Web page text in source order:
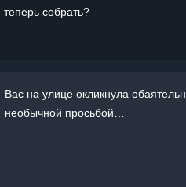
теперь собрать?
Вас на улице окликнула
необычной просьбой…